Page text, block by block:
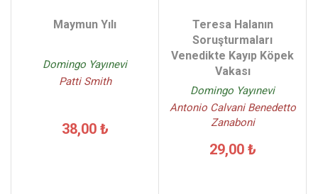
Maymun Yılı
Domingo Yayınevi
Patti Smith
38,00 ₺
Teresa Halanın
Soruşturmaları
Venedikte Kayıp Köpek
Vakası
Domingo Yayınevi
Antonio Calvani Benedetto
Zanaboni
29,00 ₺